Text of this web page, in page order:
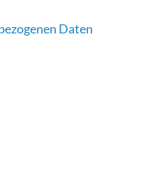
Daten